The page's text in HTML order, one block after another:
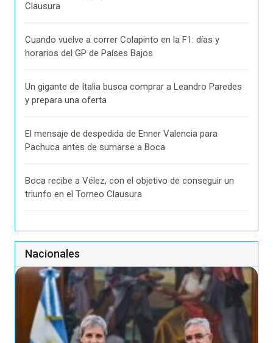
Clausura
Cuando vuelve a correr Colapinto en la F1: días y
horarios del GP de Países Bajos
Un gigante de Italia busca comprar a Leandro Paredes
y prepara una oferta
El mensaje de despedida de Enner Valencia para
Pachuca antes de sumarse a Boca
Boca recibe a Vélez, con el objetivo de conseguir un
triunfo en el Torneo Clausura
Nacionales